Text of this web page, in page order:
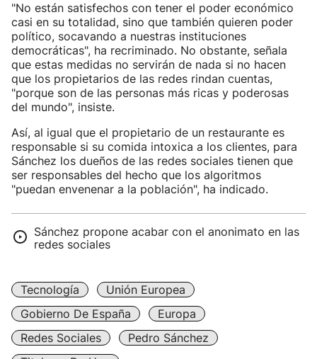
"No están satisfechos con tener el poder económico
casi en su totalidad, sino que también quieren poder
político, socavando a nuestras instituciones
democráticas", ha recriminado. No obstante, señala
que estas medidas no servirán de nada si no hacen
que los propietarios de las redes rindan cuentas,
"porque son de las personas más ricas y poderosas
del mundo", insiste.
Así, al igual que el propietario de un restaurante es
responsable si su comida intoxica a los clientes, para
Sánchez los dueños de las redes sociales tienen que
ser responsables del hecho que los algoritmos
"puedan envenenar a la población", ha indicado.
Sánchez propone acabar con el anonimato en las
redes sociales
Tecnología
Unión Europea
Gobierno De España
Europa
Redes Sociales
Pedro Sánchez